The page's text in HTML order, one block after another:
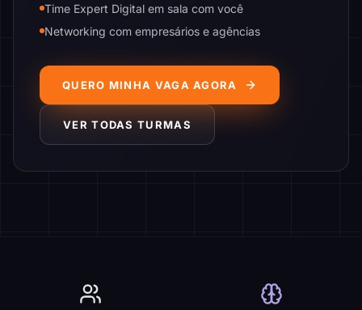
Time Expert Digital em sala com você
Networking com empresários e agências
QUERO MINHA VAGA AGORA
VER TODAS TURMAS